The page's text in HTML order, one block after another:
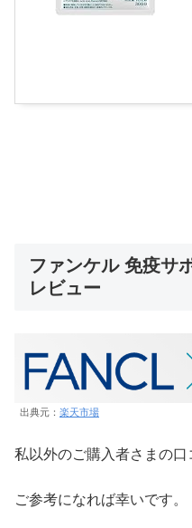
ファンケル 免疫サ
レビュー
出典元： 楽天市場
私以外のご購入者さまの口
ご参考になれば幸いです。